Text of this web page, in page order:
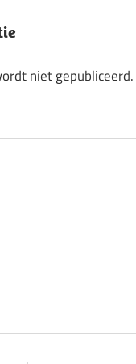
niet gepubliceerd.